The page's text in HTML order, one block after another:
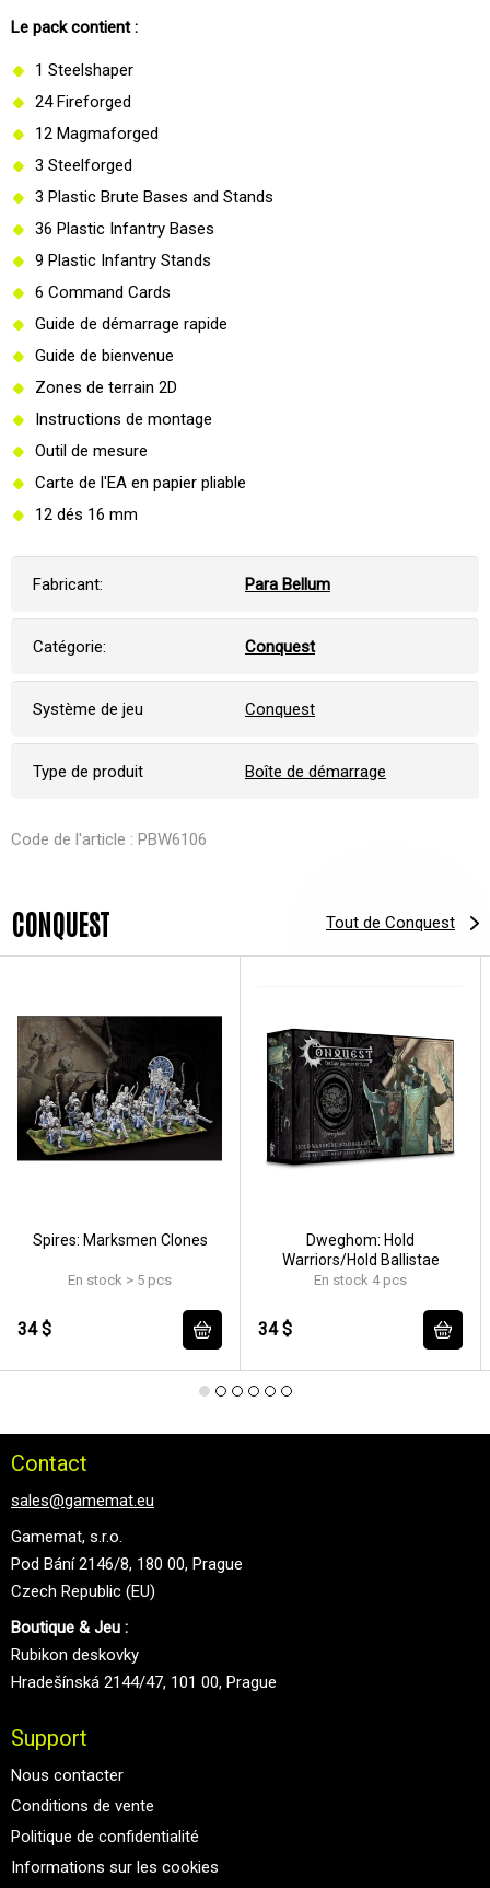
Le pack contient :
1 Steelshaper
24 Fireforged
12 Magmaforged
3 Steelforged
3 Plastic Brute Bases and Stands
36 Plastic Infantry Bases
9 Plastic Infantry Stands
6 Command Cards
Guide de démarrage rapide
Guide de bienvenue
Zones de terrain 2D
Instructions de montage
Outil de mesure
Carte de l'EA en papier pliable
12 dés 16 mm
Fabricant: Para Bellum
Catégorie: Conquest
Système de jeu Conquest
Type de produit Boîte de démarrage
Code de l'article : PBW6106
CONQUEST Tout de Conquest
Spires: Marksmen Clones
En stock > 5 pcs
34 $
Dweghom: Hold
Warriors/Hold Ballistae
En stock 4 pcs
34 $
Contact
sales@gamemat.eu
Gamemat, s.r.o.
Pod Bání 2146/8, 180 00, Prague
Czech Republic (EU)
Boutique & Jeu :
Rubikon deskovky
Hradešínská 2144/47, 101 00, Prague
Support
Nous contacter
Conditions de vente
Politique de confidentialité
Informations sur les cookies